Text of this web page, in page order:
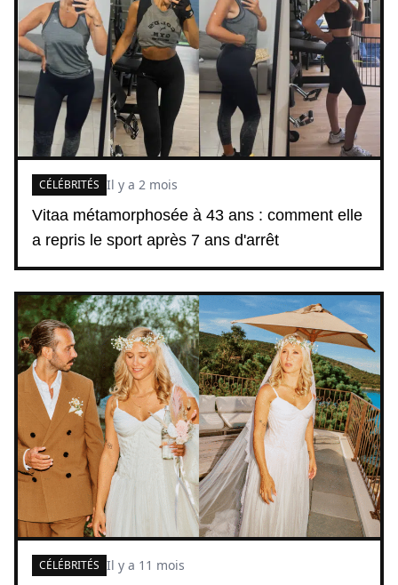
Vitaa métamorphosée à 43 ans : comment elle
a repris le sport après 7 ans d'arrêt
CÉLÉBRITÉS Il y a 2 mois
CÉLÉBRITÉS Il y a 11 mois